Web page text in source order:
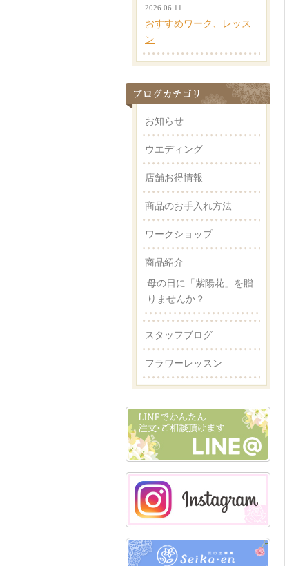
2026.06.11
おすすめワーク、レッス
ン
お知らせ
ウエディング
店舗お得情報
商品のお手入れ方法
ワークショップ
商品紹介
母の日に「紫陽花」を贈
りませんか？
スタッフブログ
フラワーレッスン